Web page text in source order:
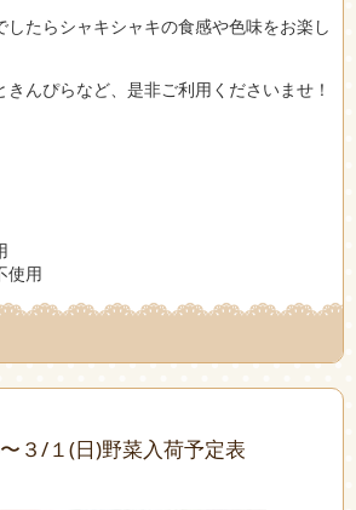
したらシャキシャキの食感や色味をお楽し
んぴらなど、是非ご利用くださいませ！
使用
３/１(日)野菜入荷予定表